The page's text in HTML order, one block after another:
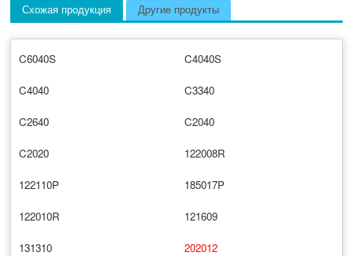
Схожая продукция Другие продукты
C6040S C4040S
C4040 C3340
C2640 C2040
C2020 122008R
122110P 185017P
122010R 121609
131310 202012